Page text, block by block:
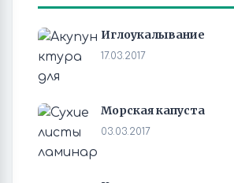
Иглоукалывание
17.03.2017
Морская капуста
03.03.2017